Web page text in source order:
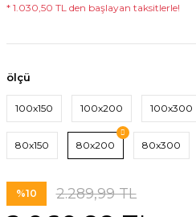
* 1.030,50 TL den başlayan taksitlerle!
ölçü
100x150 100x200 100x300
80x150 80x200 80x300
%10 2.289,99 TL